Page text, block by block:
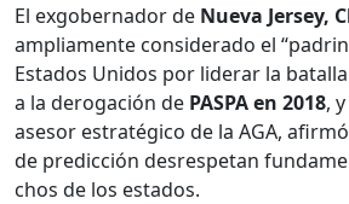
El exgob­er­nador de Nue­va Jer­sey,
ampli­a­mente con­sid­er­a­do el
Esta­dos Unidos por lid­er­ar la
a la dero­gación de PASPA en 2018,
asesor estratégi­co de la AGA,
de predic­ción desre­spetan
chos de los esta­dos.